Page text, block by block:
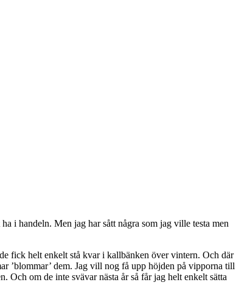
i handeln. Men jag har sått några som jag ville testa men
fick helt enkelt stå kvar i kallbänken över vintern. Och där
’blommar’ dem. Jag vill nog få upp höjden på vipporna till
Och om de inte svävar nästa år så får jag helt enkelt sätta